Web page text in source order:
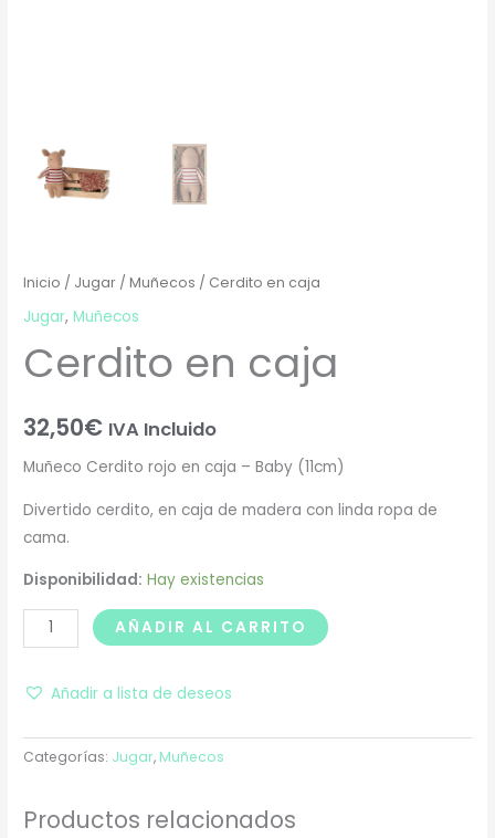
Inicio / Jugar /Muñecos / Cerdito en caja
Jugar,Muñecos
Cerdito en caja
32,50€ IVA Incluido
Muñeco Cerdito rojo en caja – Baby (11cm)
Divertido cerdito, en caja de madera con linda ropa de
cama.
Disponibilidad: Hay existencias
AÑADIR AL CARRITO
Añadir a lista de deseos
Categorías: Jugar, Muñecos
Productos relacionados